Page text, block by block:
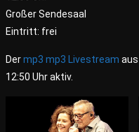
Großer Sendesaal
Eintritt: frei
Dermp3mp3 Livestream
12:50 Uhr aktiv.